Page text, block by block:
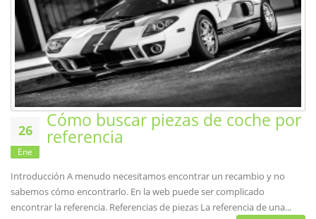
26
Ene
Cómo buscar piezas de coche por
referencia
Introducción A menudo necesitamos encontrar un recambio y no
sabemos cómo encontrarlo. En la web puede ser complicado
encontrar la referencia. Referencias de piezas La referencia de una...